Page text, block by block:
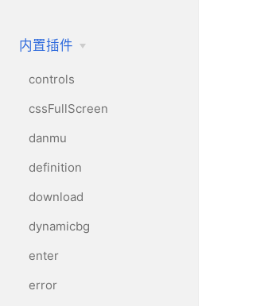
video.js
HTML5
内置插件
controls
cssFullScreen
danmu
definition
download
dynamicbg
enter
error